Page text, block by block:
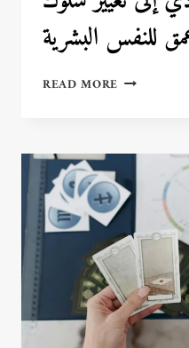
للنفس البشرية
READ MORE الدوافع
تغيير
سلوك
الإنسان:
فهم
أعمق
للنفس
البشرية